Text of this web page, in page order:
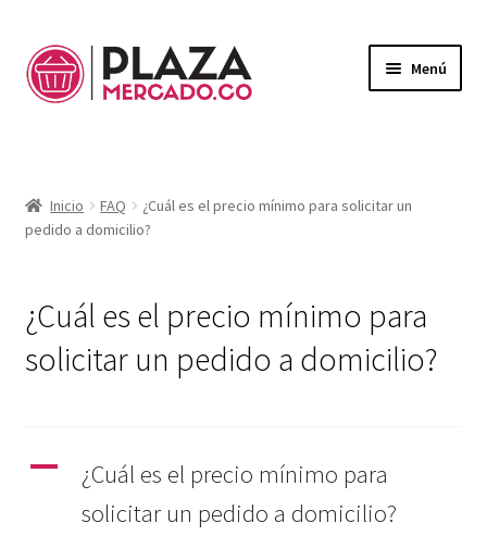
Menú
¿Necesitas ayuda?
el
menú
hijo
Mi Carrito
Inicio FAQ
¿Cuál es el precio mínimo para solicitar un
pedido a domicilio?
¿Cuál es el precio mínimo para
solicitar un pedido a domicilio?
A
¿Cuál es el precio mínimo para
solicitar un pedido a domicilio?